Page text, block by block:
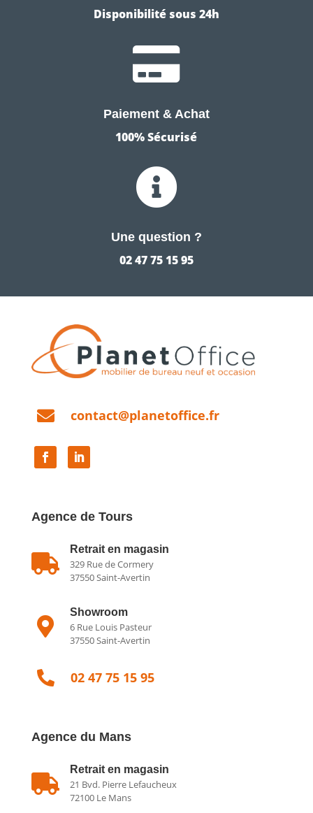
Disponibilité sous 24h

Paiement & Achat
100% Sécurisé

Une question ?
02 47 75 15 95
 contact@planetoffice.fr
Agence de Tours

Retrait en magasin
329 Rue de Cormery
37550 Saint-Avertin

Showroom
6 Rue Louis Pasteur
37550 Saint-Avertin
 02 47 75 15 95
Agence du Mans

Retrait en magasin
21 Bvd. Pierre Lefaucheux
72100 Le Mans